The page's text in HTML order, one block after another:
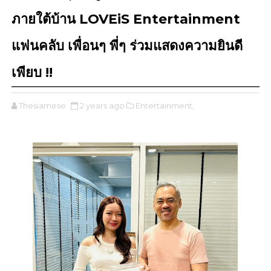
ภายใต้บ้าน LOVEiS Entertainment
แฟนคลับ เพื่อนๆ พี่ๆ ร่วมแสดงความยินดี
เพียบ !!
Thesiamese 2 years ago Entertainment,